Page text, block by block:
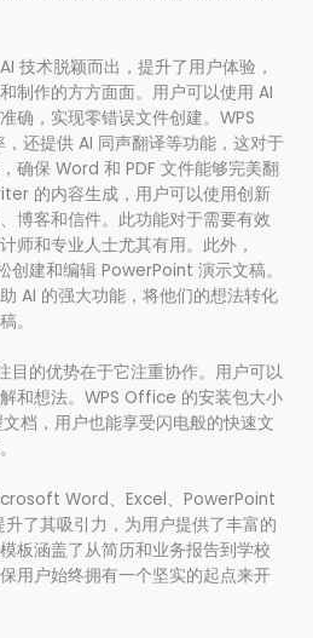
技术脱颖而出，提升了用户体验，
制作的方方面面。用户可以使用 AI
确，实现零错误文件创建。WPS
还提供 AI 同声翻译等功能，这对于
确保 Word 和 PDF 文件能够完美翻
的内容生成，用户可以使用创新
博客和信件。此功能对于需要有效
师和专业人士尤其有用。此外，
建和编辑 PowerPoint 演示文稿。
AI 的强大功能，将他们的想法转化
。
目的优势在于它注重协作。用户可以
和想法。WPS Office 的安装包大小
档，用户也能享受闪电般的快速文
Word、Excel、PowerPoint
了其吸引力，为用户提供了丰富的
板涵盖了从简历和业务报告到学校
用户始终拥有一个坚实的起点来开